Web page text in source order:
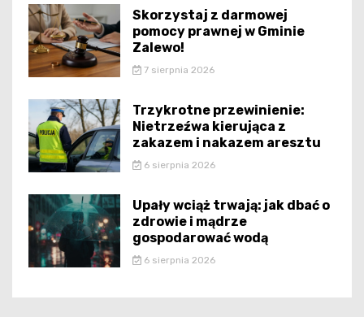
Skorzystaj z darmowej
pomocy prawnej w Gminie
Zalewo!
7 sierpnia 2026
Trzykrotne przewinienie:
Nietrzeźwa kierująca z
zakazem i nakazem aresztu
6 sierpnia 2026
Upały wciąż trwają: jak dbać o
zdrowie i mądrze
gospodarować wodą
6 sierpnia 2026